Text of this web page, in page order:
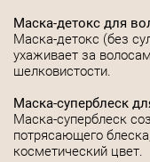
Маска-детокс для
Маска-детокс (без
ухаживает за
шелковистости.
Маска-суперблеск
Маска-суперблеск
потрясающего
косметический цвет.